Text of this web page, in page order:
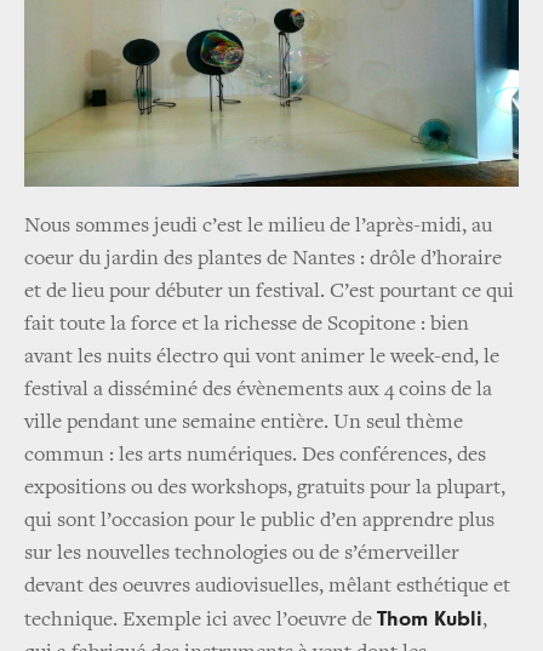
Nous sommes jeudi c’est le milieu de l’après-midi, au
coeur du jardin des plantes de Nantes : drôle d’horaire
et de lieu pour débuter un festival. C’est pourtant ce qui
fait toute la force et la richesse de Scopitone : bien
avant les nuits électro qui vont animer le week-end, le
festival a disséminé des évènements aux 4 coins de la
ville pendant une semaine entière. Un seul thème
commun : les arts numériques. Des conférences, des
expositions ou des workshops, gratuits pour la plupart,
qui sont l’occasion pour le public d’en apprendre plus
sur les nouvelles technologies ou de s’émerveiller
devant des oeuvres audiovisuelles, mêlant esthétique et
technique. Exemple ici avec l’oeuvre de Thom Kubli,